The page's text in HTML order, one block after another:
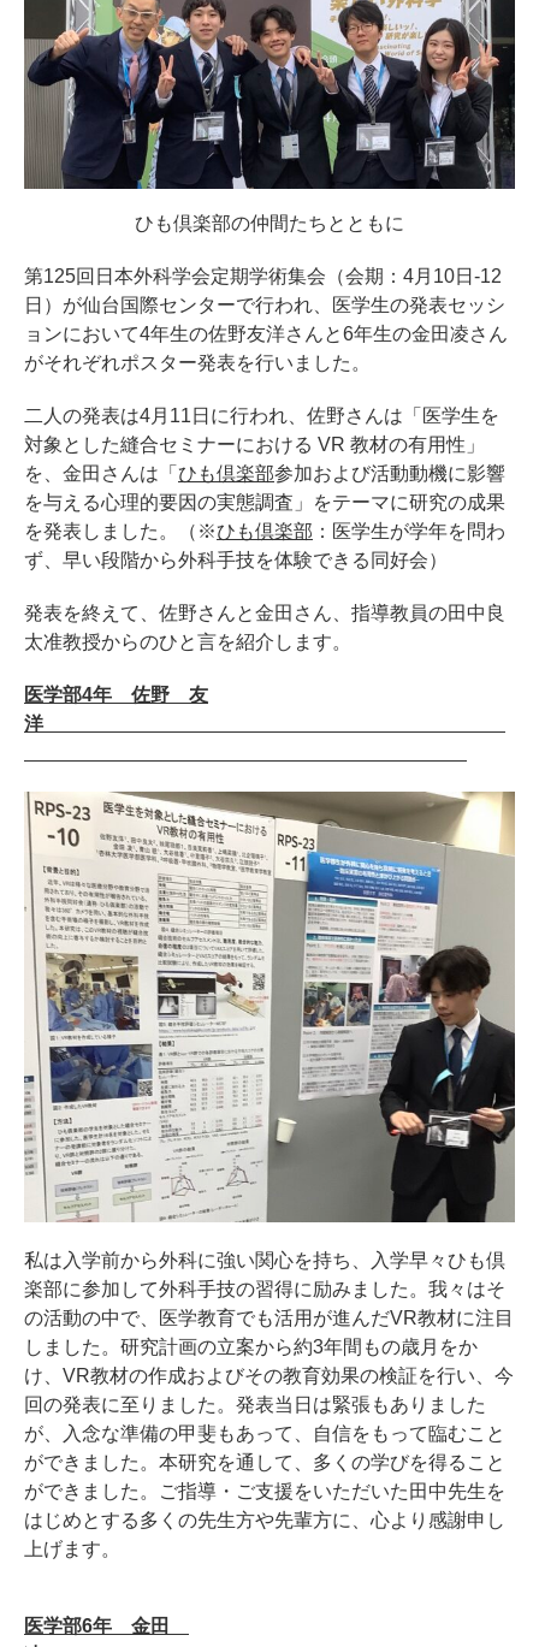
ひも倶楽部の仲間たちとともに
第125回日本外科学会定期学術集会（会期：4月10日-12
日）が仙台国際センターで行われ、医学生の発表セッシ
ョンにおいて4年生の佐野友洋さんと6年生の金田凌さん
がそれぞれポスター発表を行いました。
二人の発表は4月11日に行われ、佐野さんは「医学生を
対象とした縫合セミナーにおける VR 教材の有用性」
を、金田さんは「 ひも倶楽部参加および活動動機に影響
を与える心理的要因の実態調査」をテーマに研究の成果
を発表しました。（※ひも倶楽部 ：医学生が学年を問わ
ず、早い段階から外科手技を体験できる同好会）
発表を終えて、佐野さんと金田さん、指導教員の田中良
太准教授からのひと言を紹介します。
医学部4年 佐野 友
洋
私は入学前から外科に強い関心を持ち、入学早々ひも倶
楽部に参加して外科手技の習得に励みました。我々はそ
の活動の中で、医学教育でも活用が進んだVR教材に注目
しました。研究計画の立案から約3年間もの歳月をか
け、VR教材の作成およびその教育効果の検証を行い、今
回の発表に至りました。発表当日は緊張もありました
が、入念な準備の甲斐もあって、自信をもって臨むこと
ができました。本研究を通して、多くの学びを得ること
ができました。ご指導・ご支援をいただいた田中先生を
はじめとする多くの先生方や先輩方に、心より感謝申し
上げます。
医学部6年 金田